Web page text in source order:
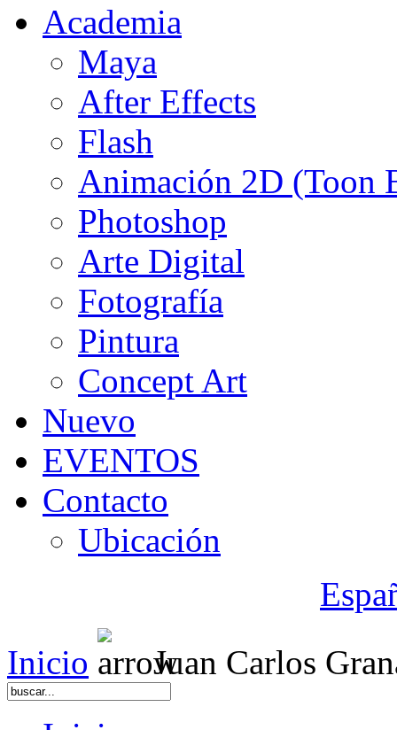
Academia
Maya
After Effects
Flash
Animación 2D (Toon
Photoshop
Arte Digital
Fotografía
Pintura
Concept Art
Nuevo
EVENTOS
Contacto
Ubicación
Inicio
Juan Carlos